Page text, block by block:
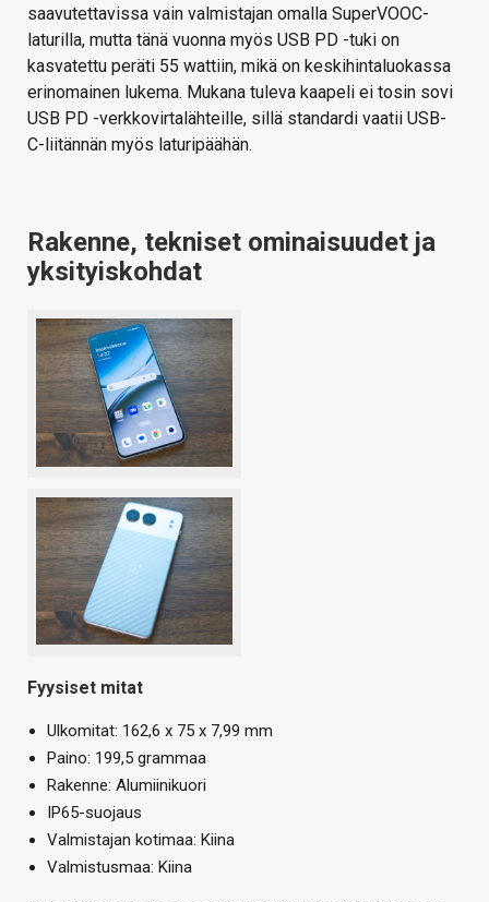
saavutettavissa vain valmistajan omalla SuperVOOC-
laturilla, mutta tänä vuonna myös USB PD -tuki on
kasvatettu peräti 55 wattiin, mikä on keskihintaluokassa
erinomainen lukema. Mukana tuleva kaapeli ei tosin sovi
USB PD -verkkovirtalähteille, sillä standardi vaatii USB-
C-liitännän myös laturipäähän.
Rakenne, tekniset ominaisuudet ja
yksityiskohdat
Fyysiset mitat
Ulkomitat: 162,6 x 75 x 7,99 mm
Paino: 199,5 grammaa
Rakenne: Alumiinikuori
IP65-suojaus
Valmistajan kotimaa: Kiina
Valmistusmaa: Kiina